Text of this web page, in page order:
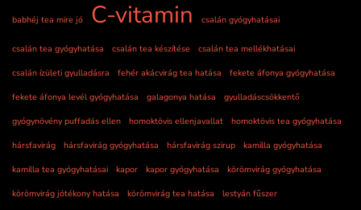
babhéj tea mire jó C-vitamin csalán gyógyhatásai
csalán tea gyógyhatása csalán tea készítése
csalán tea mellékhatásai
csalán ízületi gyulladásra
fehér akácvirág tea hatása
fekete áfonya gyógyhatása
fekete áfonya levél gyógyhatása
galagonya hatása
gyulladáscsökkentő
gyógynövény puffadás ellen
homoktövis ellenjavallat
homoktövis tea gyógyhatása
hársfavirág
hársfavirág gyógyhatása hársfavirág szirup
kamilla gyógyhatása
kamilla tea gyógyhatásai
kapor kapor gyógyhatása
körömvirág gyógyhatása
körömvirág jótékony hatása
körömvirág tea hatása
lestyán fűszer